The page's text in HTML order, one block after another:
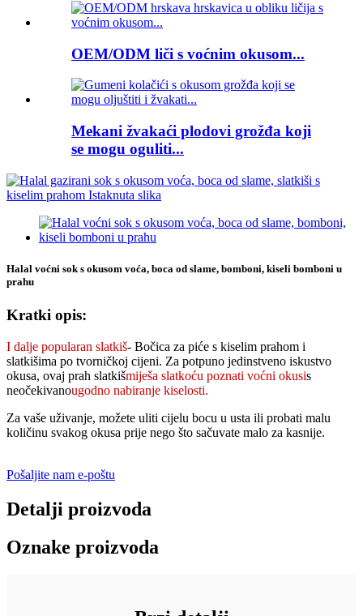
OEM/ODM liči s voćnim okusom...
Mekani žvakaći plodovi grožđa koji
se mogu oguliti...
Halal voćni sok s okusom voća, boca od slame, bomboni, kiseli bomboni u
prahu
Kratki opis:
I dalje popularan slatkiš- Bočica za piće s kiselim prahom i
slatkišima po tvorničkoj cijeni. Za potpuno jedinstveno iskustvo
okusa, ovaj prah slatkišmiješa slatkoću poznati voćni okusis
neočekivanougodno nabiranje kiselosti.
Za vaše uživanje, možete uliti cijelu bocu u usta ili probati malu
količinu svakog okusa prije nego što sačuvate malo za kasnije.
Pošaljite nam e-poštu
Detalji proizvoda
Oznake proizvoda